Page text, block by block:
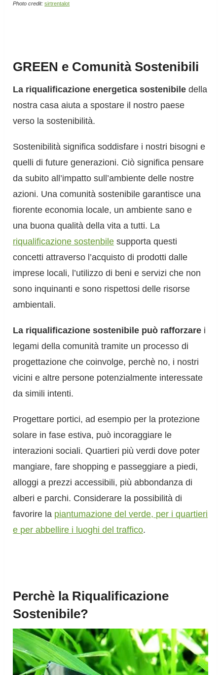
Photo credit: sirtrentalot
GREEN e Comunità Sostenibili
La riqualificazione energetica sostenibile della
nostra casa aiuta a spostare il nostro paese
verso la sostenibilità.
Sostenibilità significa soddisfare i nostri bisogni e
quelli di future generazioni. Ciò significa pensare
da subito all’impatto sull’ambiente delle nostre
azioni. Una comunità sostenibile garantisce una
fiorente economia locale, un ambiente sano e
una buona qualità della vita a tutti. La
riqualificazione sostenbile supporta questi
concetti attraverso l’acquisto di prodotti dalle
imprese locali, l’utilizzo di beni e servizi che non
sono inquinanti e sono rispettosi delle risorse
ambientali.
La riqualificazione sostenibile può rafforzare i
legami della comunità tramite un processo di
progettazione che coinvolge, perchè no, i nostri
vicini e altre persone potenzialmente interessate
da simili intenti.
Progettare portici, ad esempio per la protezione
solare in fase estiva, può incoraggiare le
interazioni sociali. Quartieri più verdi dove poter
mangiare, fare shopping e passeggiare a piedi,
alloggi a prezzi accessibili, più abbondanza di
alberi e parchi. Considerare la possibilità di
favorire la piantumazione del verde, per i quartieri
e per abbellire i luoghi del traffico.
Perchè la Riqualificazione
Sostenibile?